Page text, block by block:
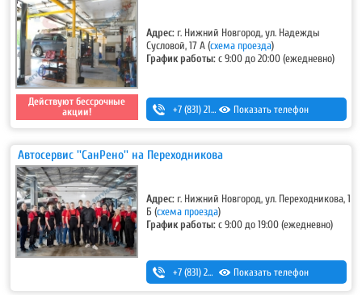
Действуют бессрочные
акции!
Адрес: г. Нижний Новгород, ул. Надежды
Сусловой, 17 А(схема проезда)
График работы:с 9:00 до 20:00 (ежедневно)
+7 (831) 213-75-75 (доб. 2) Показать телефон
Автосервис ''СанРено'' на Переходникова
Адрес: г. Нижний Новгород, ул. Переходникова, 1
Б (схема проезда)
График работы:с 9:00 до 19:00 (ежедневно)
+7 (831) 280-69-88 Показать телефон